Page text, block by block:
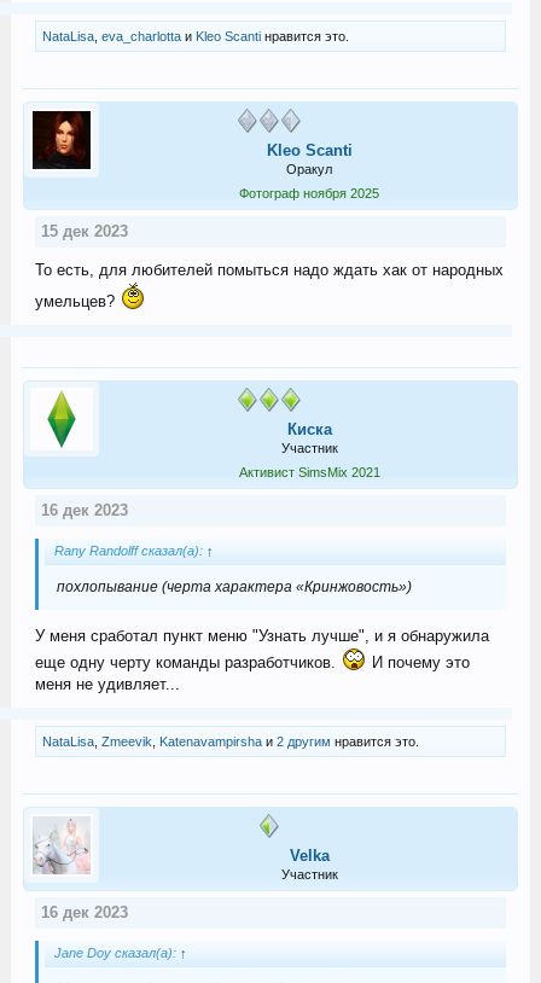
NataLisa, eva_charlottaи Kleo Scantiнравится это.
Kleo Scanti
Оракул
Фотограф ноября 2025
15 дек 2023
То есть, для любителей помыться надо ждать хак от народных
умельцев?
Киска
Участник
Активист SimsMix 2021
16 дек 2023
Rany Randolff сказал(а): ↑
похлопывание(черта характера «Кринжовость»)
У меня сработал пункт меню "Узнать лучше", и я обнаружила
еще одну черту команды разработчиков.
И почему это
меня не удивляет...
NataLisa, Zmeevik Katenavampirshaи 2 другим нравится это.
Velka
Участник
16 дек 2023
Jane Doу сказал(а): ↑